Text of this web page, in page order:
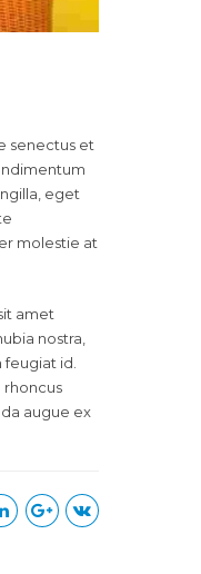
senectus et
eget
molestie at
amet
nostra,
id.
rhoncus
augue ex